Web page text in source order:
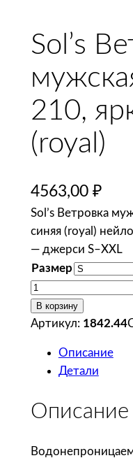
Sol’s
210,
(royal)
4563,00 ₽
Sol’s Ветровка
синяя (royal)
— джерси S–XXL
Размер
К
о
л
т
о
В корзину
Артикул: 1842.44
Описание
Детали
Описание